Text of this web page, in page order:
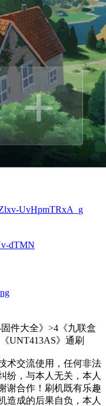
UvHpmTRxA_g
dTMN
件大全》>4《九联盒
UNT413AS》通刷
术交流使用，任何非法
纷，与本人无关，本人
谢合作！刷机既有乐趣
造成的后果自负，本人